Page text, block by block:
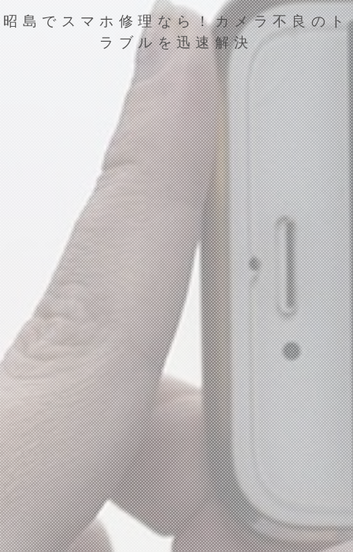
昭島でスマホ修理なら！カメラ不良のト
ラブルを迅速解決